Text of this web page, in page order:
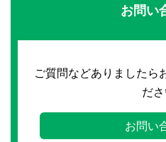
お問い
ご質問などありましたら
だ
お問い